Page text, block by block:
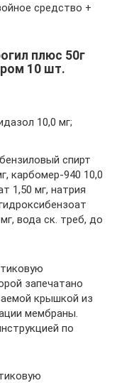
средство +
плюс 50г
10 шт.
10,0 мг;
спирт
карбомер-940 10,0
1,50 мг, натрия
вода ск. треб, до
запечатано
крышкой из
мембраны.
по